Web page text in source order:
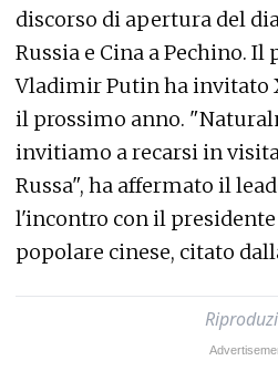
discorso di apertura del
Russia e Cina a Pechino. Il
Vladimir Putin ha invitato
il prossimo anno.
invitiamo a recarsi in
Russa", ha affermato il
l'incontro con il
popolare cinese, citato